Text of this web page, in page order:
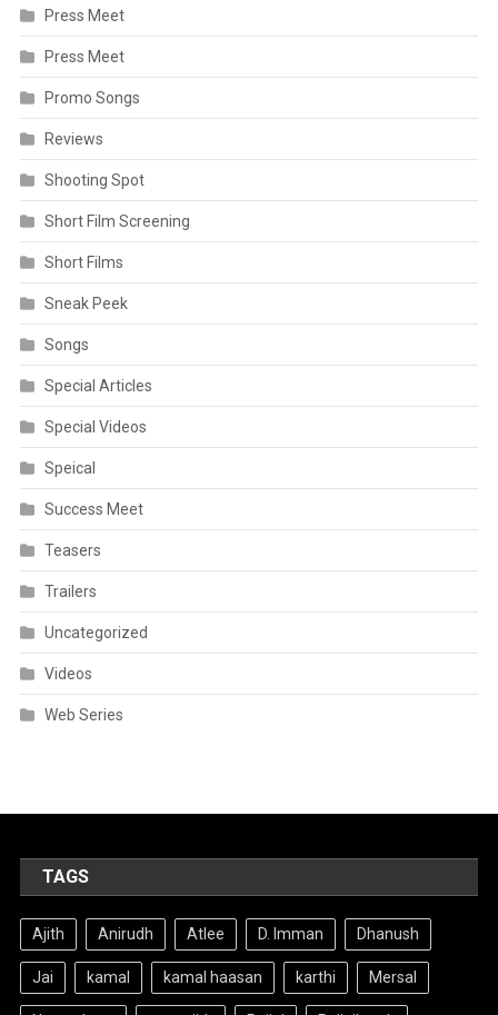
Press Meet
Press Meet
Promo Songs
Reviews
Shooting Spot
Short Film Screening
Short Films
Sneak Peek
Songs
Special Articles
Special Videos
Speical
Success Meet
Teasers
Trailers
Uncategorized
Videos
Web Series
TAGS
Ajith Anirudh Atlee D. Imman Dhanush
Jai kamal kamal haasan karthi Mersal